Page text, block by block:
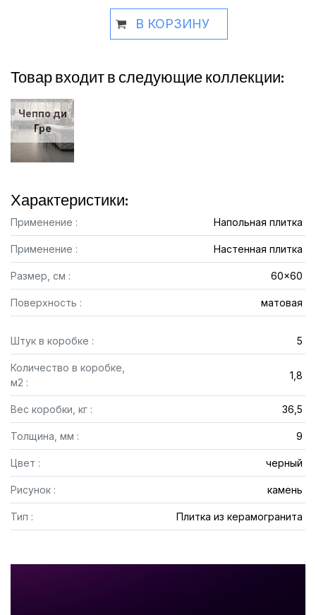
В КОРЗИНУ
Товар входит в следующие коллекции:
Чеппо ди
Гре
Характеристики:
Применение : Напольная плитка
Применение : Настенная плитка
Размер, см : 60x60
Поверхность : матовая
Штук в коробке : 5
Количество в коробке,
м2 :
1,8
Вес коробки, кг : 36,5
Толщина, мм : 9
Цвет : черный
Рисунок : камень
Тип : Плитка из керамогранита